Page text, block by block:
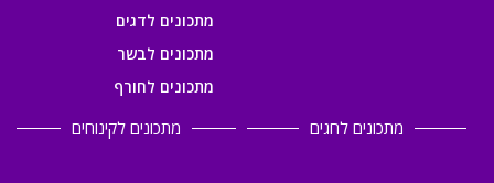
מתכונים לדגים
מתכונים לבשר
מתכונים לחורף
מתכונים לחגים מתכונים לקינוחים